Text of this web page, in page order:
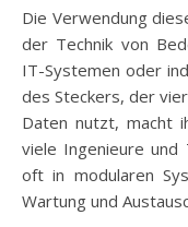
Die Verwendung
der Technik von
IT-Systemen oder
des Steckers, der
Daten nutzt, macht
viele Ingenieure und
oft in modularen
Wartung und